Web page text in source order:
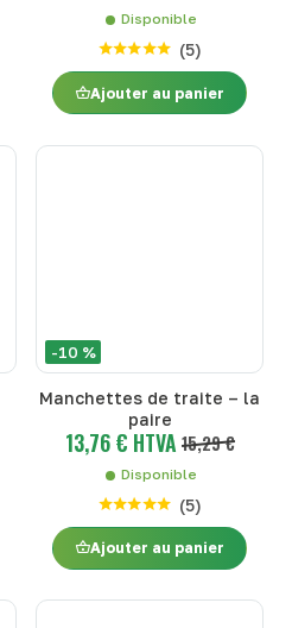
Disponible
(5)
Ajouter au panier
-10 %
Manchettes de traite – la
paire
13,76 € HTVA 15,29 €
Disponible
(5)
Ajouter au panier